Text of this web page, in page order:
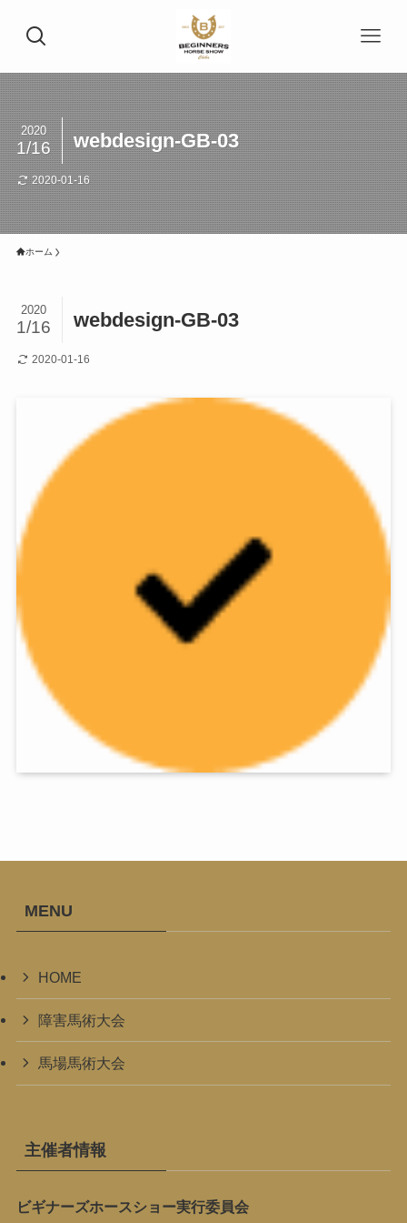
webdesign-GB-03
2020
1/16
2020-01-16
ホーム
webdesign-GB-03
2020
1/16
2020-01-16
MENU
HOME
障害馬術大会
馬場馬術大会
主催者情報
ビギナーズホースショー実行委員会